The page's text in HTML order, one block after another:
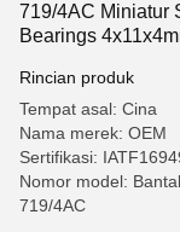
719/4AC Miniatur
Bearings
Rincian produk
Tempat asal: Cina
Nama merek: OEM
Sertifikasi:
Nomor model:
719/4AC